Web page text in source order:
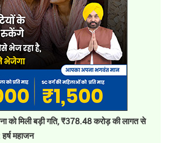
को मिली बड़ी गति, ₹378.48 करोड़ की लागत से
हर्ष महाजन